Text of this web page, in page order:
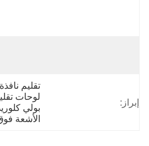
إبراز:
تقليم
لوحات
الأشعة